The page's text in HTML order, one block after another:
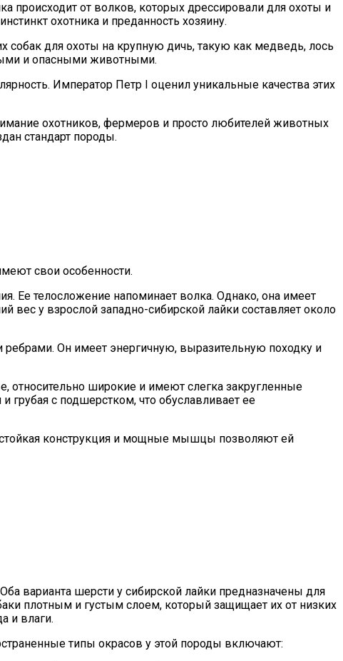
происходит от волков, которых дрессировали для охоты и
охотника и преданность хозяину.
собак для охоты на крупную дичь, такую как медведь, лось
и опасными животными.
Император Петр I оценил уникальные качества этих
охотников, фермеров и просто любителей животных
стандарт породы.
свои особенности.
Ее телосложение напоминает волка. Однако, она имеет
вес у взрослой западно-сибирской лайки составляет около
ребрами. Он имеет энергичную, выразительную походку и
относительно широкие и имеют слегка закругленные
грубая с подшерстком, что обуславливает ее
стойкая конструкция и мощные мышцы позволяют ей
варианта шерсти у сибирской лайки предназначены для
плотным и густым слоем, который защищает их от низких
и влаги.
типы окрасов у этой породы включают: